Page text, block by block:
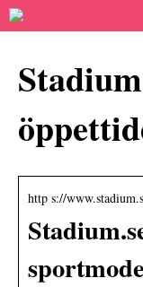
http s://